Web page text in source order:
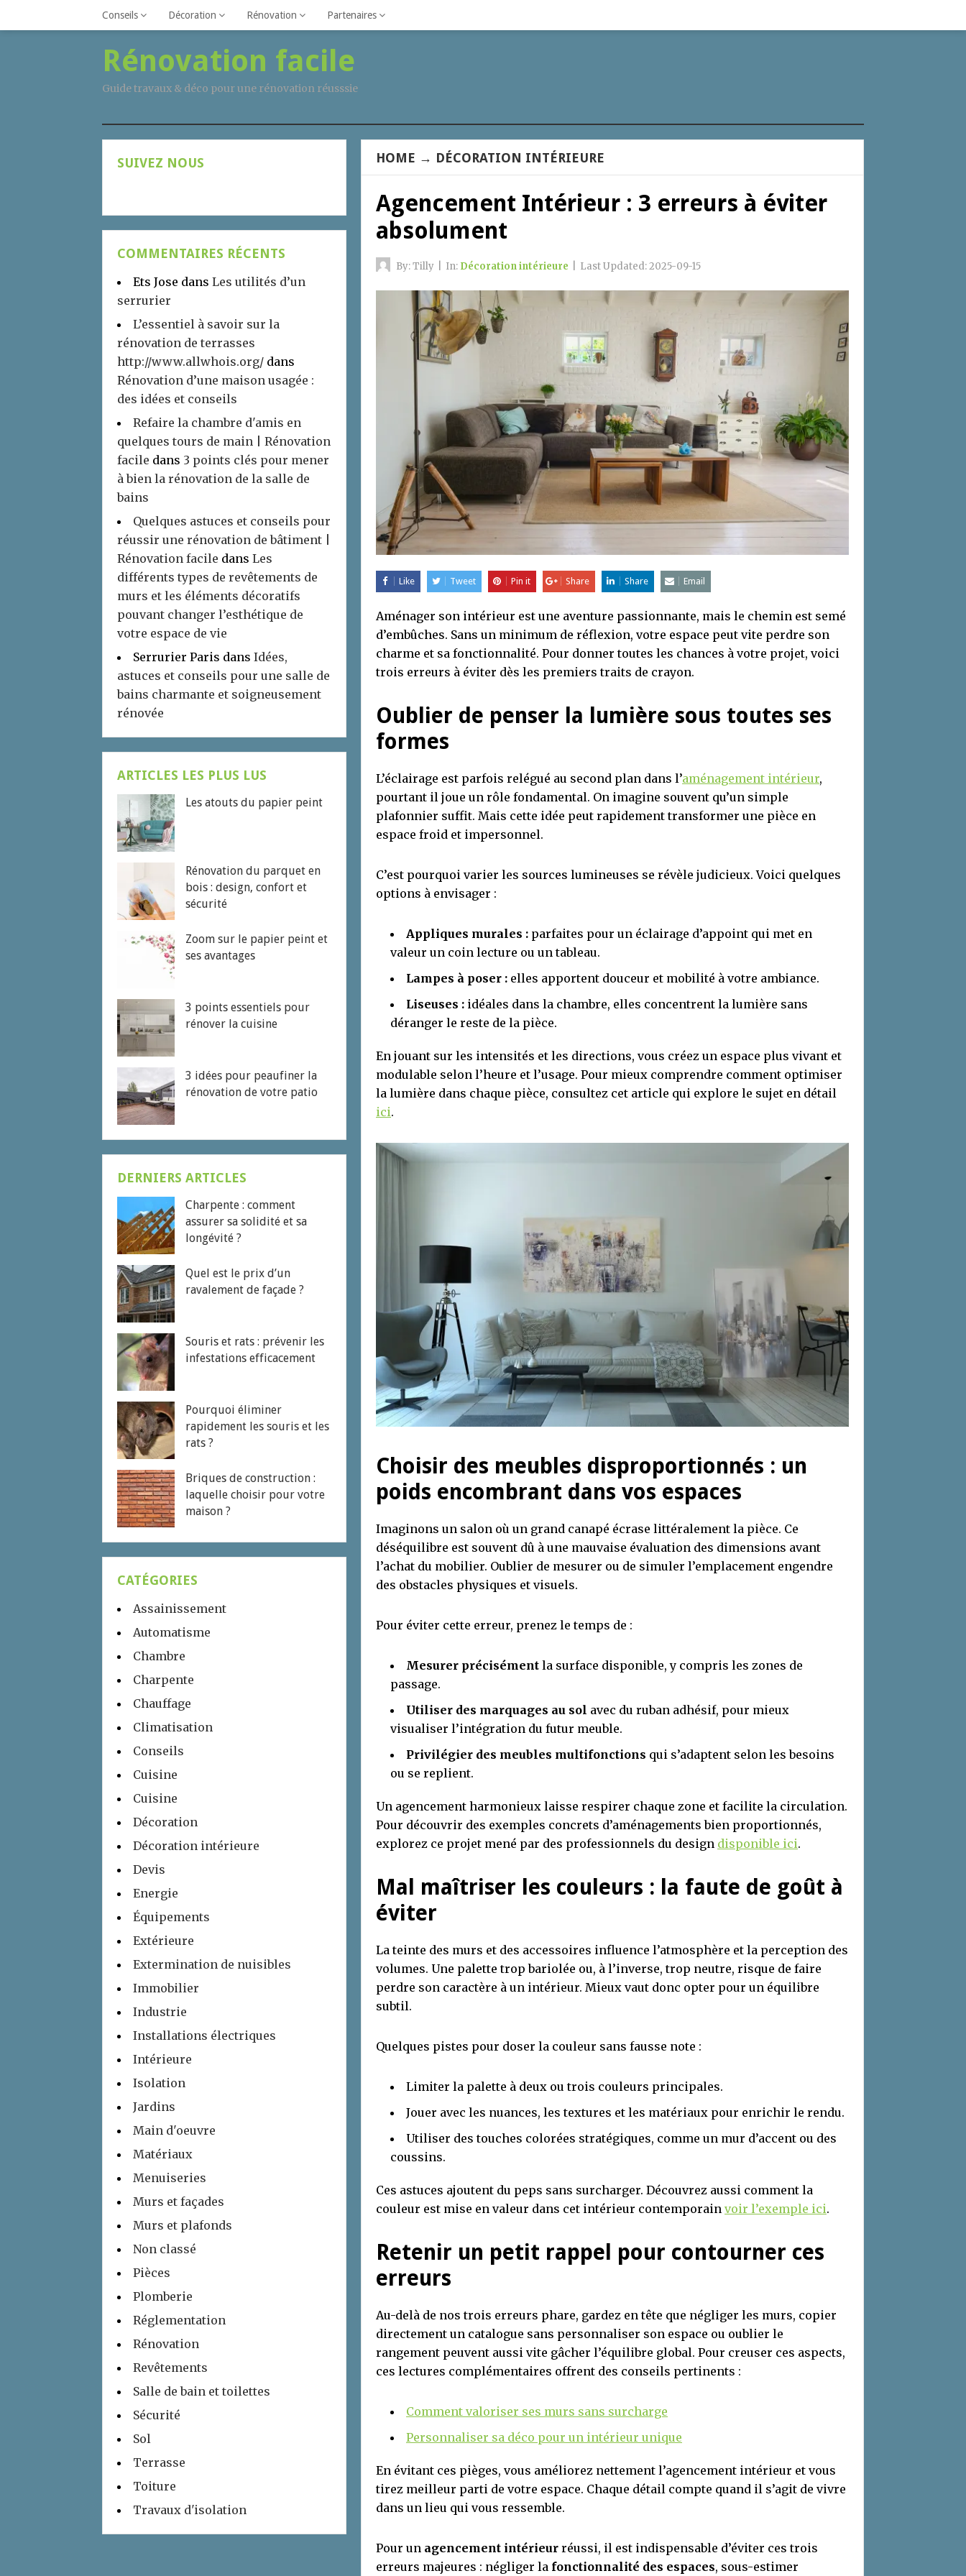
Conseils Décoration Rénovation Partenaires
Rénovation facile
Guide travaux & déco pour une rénovation réusssie
HOME → DÉCORATION INTÉRIEURE
Agencement Intérieur : 3 erreurs à éviter
absolument
By:Tilly In: Décoration intérieure Last Updated:2025-09-15
Like Tweet Pin it Share Share Email
Aménager son intérieur est une aventure passionnante, mais le chemin est semé
d’embûches. Sans un minimum de réflexion, votre espace peut vite perdre son
charme et sa fonctionnalité. Pour donner toutes les chances à votre projet, voici
trois erreurs à éviter dès les premiers traits de crayon.
Oublier de penser la lumière sous toutes ses
formes
L’éclairage est parfois relégué au second plan dans l’aménagement intérieur,
pourtant il joue un rôle fondamental. On imagine souvent qu’un simple
plafonnier suffit. Mais cette idée peut rapidement transformer une pièce en
espace froid et impersonnel.
C’est pourquoi varier les sources lumineuses se révèle judicieux. Voici quelques
options à envisager :
Appliques murales : parfaites pour un éclairage d’appoint qui met en
valeur un coin lecture ou un tableau.
Lampes à poser : elles apportent douceur et mobilité à votre ambiance.
Liseuses : idéales dans la chambre, elles concentrent la lumière sans
déranger le reste de la pièce.
En jouant sur les intensités et les directions, vous créez un espace plus vivant et
modulable selon l’heure et l’usage. Pour mieux comprendre comment optimiser
la lumière dans chaque pièce, consultez cet article qui explore le sujet en détail
ici.
Choisir des meubles disproportionnés : un
poids encombrant dans vos espaces
Imaginons un salon où un grand canapé écrase littéralement la pièce. Ce
déséquilibre est souvent dû à une mauvaise évaluation des dimensions avant
l’achat du mobilier. Oublier de mesurer ou de simuler l’emplacement engendre
des obstacles physiques et visuels.
Pour éviter cette erreur, prenez le temps de :
Mesurer précisément la surface disponible, y compris les zones de
passage.
Utiliser des marquages au sol avec du ruban adhésif, pour mieux
visualiser l’intégration du futur meuble.
Privilégier des meubles multifonctions qui s’adaptent selon les besoins
ou se replient.
Un agencement harmonieux laisse respirer chaque zone et facilite la circulation.
Pour découvrir des exemples concrets d’aménagements bien proportionnés,
explorez ce projet mené par des professionnels du design disponible ici.
Mal maîtriser les couleurs : la faute de goût à
éviter
La teinte des murs et des accessoires influence l’atmosphère et la perception des
volumes. Une palette trop bariolée ou, à l’inverse, trop neutre, risque de faire
perdre son caractère à un intérieur. Mieux vaut donc opter pour un équilibre
subtil.
Quelques pistes pour doser la couleur sans fausse note :
Limiter la palette à deux ou trois couleurs principales.
Jouer avec les nuances, les textures et les matériaux pour enrichir le rendu.
Utiliser des touches colorées stratégiques, comme un mur d’accent ou des
coussins.
Ces astuces ajoutent du peps sans surcharger. Découvrez aussi comment la
couleur est mise en valeur dans cet intérieur contemporain voir l’exemple ici.
Retenir un petit rappel pour contourner ces
erreurs
Au-delà de nos trois erreurs phare, gardez en tête que négliger les murs, copier
directement un catalogue sans personnaliser son espace ou oublier le
rangement peuvent aussi vite gâcher l’équilibre global. Pour creuser ces aspects,
ces lectures complémentaires offrent des conseils pertinents :
Comment valoriser ses murs sans surcharge
Personnaliser sa déco pour un intérieur unique
En évitant ces pièges, vous améliorez nettement l’agencement intérieur et vous
tirez meilleur parti de votre espace. Chaque détail compte quand il s’agit de vivre
dans un lieu qui vous ressemble.
Pour un agencement intérieur réussi, il est indispensable d’éviter ces trois
erreurs majeures : négliger la fonctionnalité des espaces, sous-estimer
SUIVEZ NOUS
COMMENTAIRES RÉCENTS
Ets Jose dans Les utilités d’un
serrurier
L’essentiel à savoir sur la
rénovation de terrasses
http://www.allwhois.org/ dans
Rénovation d’une maison usagée :
des idées et conseils
Refaire la chambre d'amis en
quelques tours de main | Rénovation
facile dans 3 points clés pour mener
à bien la rénovation de la salle de
bains
Quelques astuces et conseils pour
réussir une rénovation de bâtiment |
Rénovation facile dans Les
différents types de revêtements de
murs et les éléments décoratifs
pouvant changer l’esthétique de
votre espace de vie
Serrurier Paris dans Idées,
astuces et conseils pour une salle de
bains charmante et soigneusement
rénovée
ARTICLES LES PLUS LUS
Les atouts du papier peint
Rénovation du parquet en
bois : design, confort et
sécurité
Zoom sur le papier peint et
ses avantages
3 points essentiels pour
rénover la cuisine
3 idées pour peaufiner la
rénovation de votre patio
DERNIERS ARTICLES
Charpente : comment
assurer sa solidité et sa
longévité ?
Quel est le prix d’un
ravalement de façade ?
Souris et rats : prévenir les
infestations efficacement
Pourquoi éliminer
rapidement les souris et les
rats ?
Briques de construction :
laquelle choisir pour votre
maison ?
CATÉGORIES
Assainissement
Automatisme
Chambre
Charpente
Chauffage
Climatisation
Conseils
Cuisine
Cuisine
Décoration
Décoration intérieure
Devis
Energie
Équipements
Extérieure
Extermination de nuisibles
Immobilier
Industrie
Installations électriques
Intérieure
Isolation
Jardins
Main d'oeuvre
Matériaux
Menuiseries
Murs et façades
Murs et plafonds
Non classé
Pièces
Plomberie
Réglementation
Rénovation
Revêtements
Salle de bain et toilettes
Sécurité
Sol
Terrasse
Toiture
Travaux d'isolation